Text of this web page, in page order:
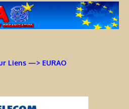
Liens —> EURAO